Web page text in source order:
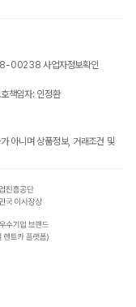
88-00238 사업자정보확인
책임자: 인정환
아니며 상품정보, 거래조건 및